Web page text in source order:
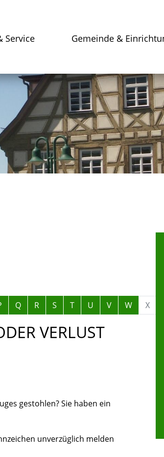
Service Gemeinde &
Q R S T U V W X
VERLUST
gestohlen? Sie haben ein
unverzüglich melden